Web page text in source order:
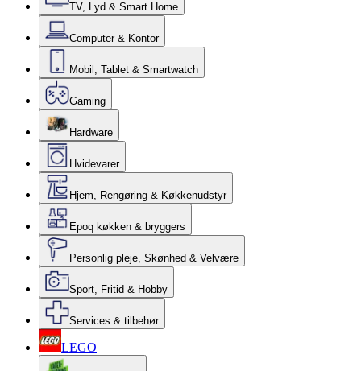
TV, Lyd & Smart Home
Computer & Kontor
Mobil, Tablet & Smartwatch
Gaming
Hardware
Hvidevarer
Hjem, Rengøring & Køkkenudstyr
Epoq køkken & bryggers
Personlig pleje, Skønhed & Velvære
Sport, Fritid & Hobby
Services & tilbehør
LEGO